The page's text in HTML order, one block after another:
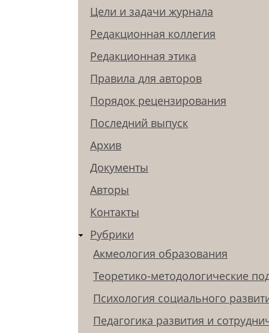
Цели и задачи журнала
Редакционная коллегия
Редакционная этика
Правила для авторов
Порядок рецензирования
Последний выпуск
Архив
Документы
Авторы
Контакты
Рубрики
Акмеология образования
Теоретико-методологические
Психология социального
Педагогика развития и